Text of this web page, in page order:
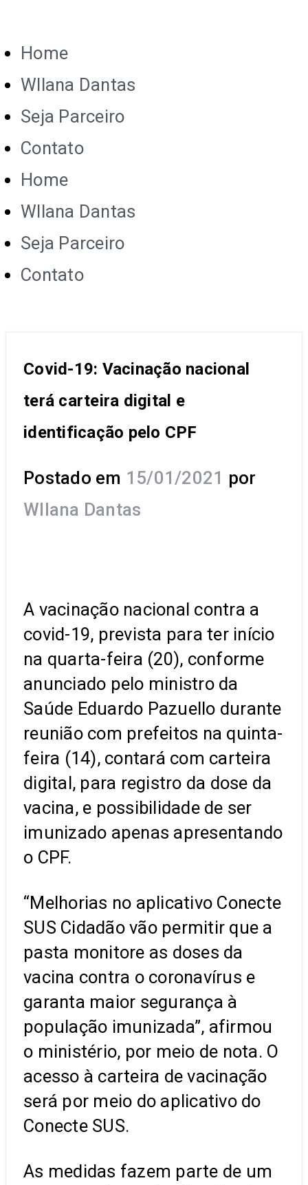
Home
Wllana Dantas
Seja Parceiro
Contato
Home
Wllana Dantas
Seja Parceiro
Contato
Covid-19: Vacinação nacional
terá carteira digital e
identificação pelo CPF
Postado em 15/01/2021 por
Wllana Dantas
A vacinação nacional contra a
covid-19, prevista para ter início
na quarta-feira (20), conforme
anunciado pelo ministro da
Saúde Eduardo Pazuello durante
reunião com prefeitos na quinta-
feira (14), contará com carteira
digital, para registro da dose da
vacina, e possibilidade de ser
imunizado apenas apresentando
o CPF.
“Melhorias no aplicativo Conecte
SUS Cidadão vão permitir que a
pasta monitore as doses da
vacina contra o coronavírus e
garanta maior segurança à
população imunizada”, afirmou
o ministério, por meio de nota. O
acesso à carteira de vacinação
será por meio do aplicativo do
Conecte SUS.
As medidas fazem parte de um